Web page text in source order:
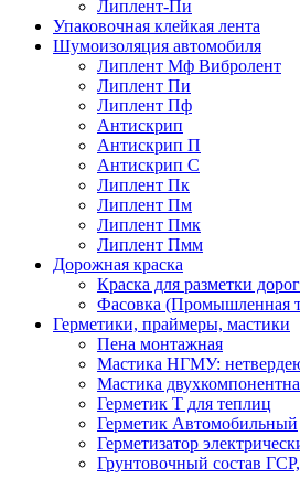
Липлент-Пи
Упаковочная клейкая лента
Шумоизоляция автомобиля
Липлент Мф Вибролент
Липлент Пи
Липлент Пф
Антискрип
Антискрип П
Антискрип С
Липлент Пк
Липлент Пм
Липлент Пмк
Липлент Пмм
Дорожная краска
Краска для разметки дорог
Фасовка (Промышленная
Герметики, праймеры, мастики
Пена монтажная
Мастика НГМУ:
Мастика
Герметик Т для теплиц
Герметик Автомобильный
Герметизатор
Грунтовочный состав